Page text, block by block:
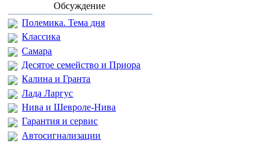
Обсуждение
Полемика. Тема дня
Классика
Самара
Десятое семейство и Приора
Калина и Гранта
Лада Ларгус
Нива и Шевроле-Нива
Гарантия и сервис
Автосигнализации